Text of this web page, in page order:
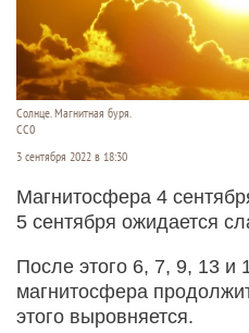
Солнце. Магнитная буря.
СС0
3 сентября 2022 в 18:30
Магнитосфера 4
5 сентября ожидается
После этого 6, 7, 9, 13 и
магнитосфера
этого выровняется.